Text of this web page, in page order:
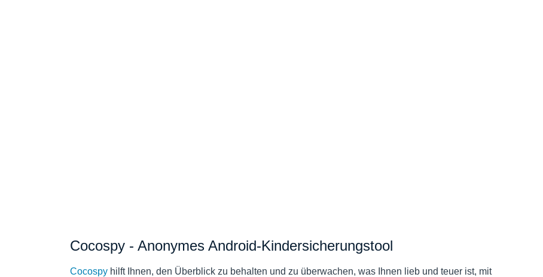
Cocospy - Anonymes Android-Kindersicherungstool
Cocospy hilft Ihnen, den Überblick zu behalten und zu überwachen, was Ihnen lieb und teuer ist, mit